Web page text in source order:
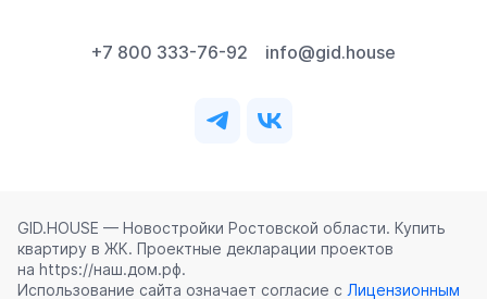
+7 800 333-76-92 info@gid.house
GID.HOUSE — Новостройки Ростовской области. Купить
квартиру в ЖК. Проектные декларации проектов
на https://наш.дом.рф.
Использование сайта означает согласие с Лицензионным